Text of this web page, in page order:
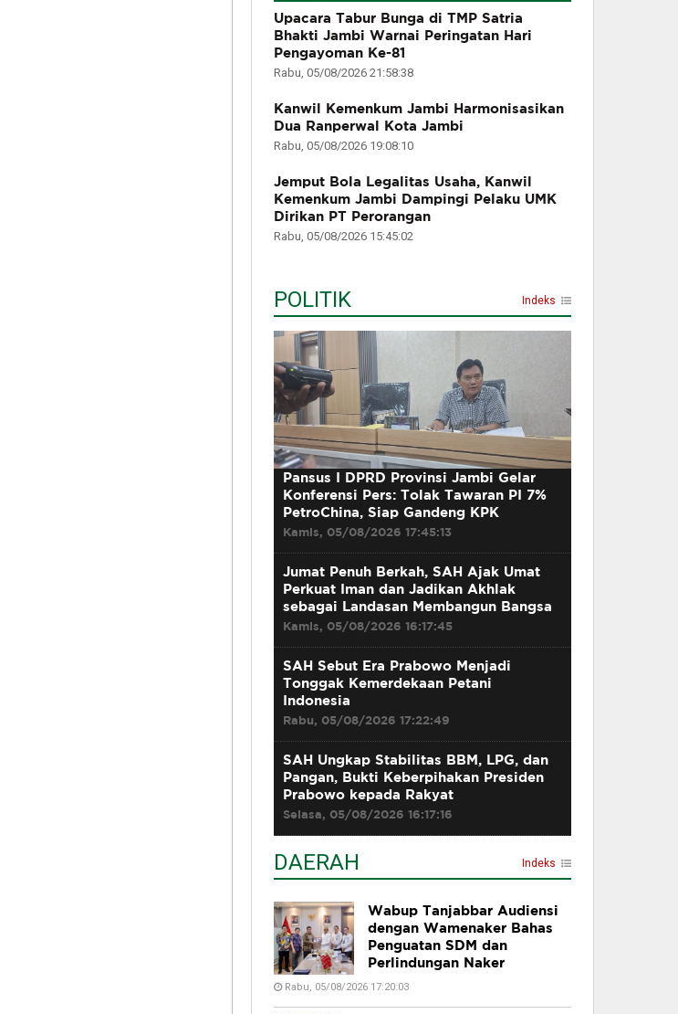
Upacara Tabur Bunga di TMP Satria
Bhakti Jambi Warnai Peringatan Hari
Pengayoman Ke-81
Rabu, 05/08/2026 21:58:38
Kanwil Kemenkum Jambi Harmonisasikan
Dua Ranperwal Kota Jambi
Rabu, 05/08/2026 19:08:10
Jemput Bola Legalitas Usaha, Kanwil
Kemenkum Jambi Dampingi Pelaku UMK
Dirikan PT Perorangan
Rabu, 05/08/2026 15:45:02
POLITIK Indeks
Pansus I DPRD Provinsi Jambi Gelar
Konferensi Pers: Tolak Tawaran PI 7%
PetroChina, Siap Gandeng KPK
Kamis, 05/08/2026 17:45:13
Jumat Penuh Berkah, SAH Ajak Umat
Perkuat Iman dan Jadikan Akhlak
sebagai Landasan Membangun Bangsa
Kamis, 05/08/2026 16:17:45
SAH Sebut Era Prabowo Menjadi
Tonggak Kemerdekaan Petani
Indonesia
Rabu, 05/08/2026 17:22:49
SAH Ungkap Stabilitas BBM, LPG, dan
Pangan, Bukti Keberpihakan Presiden
Prabowo kepada Rakyat
Selasa, 05/08/2026 16:17:16
DAERAH Indeks
Wabup Tanjabbar Audiensi
dengan Wamenaker Bahas
Penguatan SDM dan
Perlindungan Naker
Rabu, 05/08/2026 17:20:03